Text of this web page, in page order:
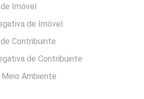
Imóvel
de Imóvel
Contribuinte
de Contribuinte
Ambiente